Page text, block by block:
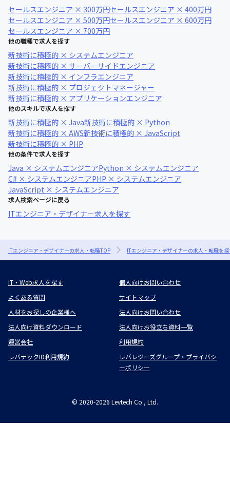
セールスエンジニア × 300万円セールスエンジニア × 400万円
セールスエンジニア × 500万円セールスエンジニア × 600万円
セールスエンジニア × 700万円
他の職種で求人を探す
新技術に積極的 × システムエンジニア
新技術に積極的 × サーバーサイドエンジニア
新技術に積極的 × インフラエンジニア
新技術に積極的 × プロジェクトマネージャー
新技術に積極的 × アプリケーションエンジニア
他のスキルで求人を探す
新技術に積極的 × Java新技術に積極的 × Python
新技術に積極的 × AWS新技術に積極的 × JavaScript
新技術に積極的 × PHP
他の条件で求人を探す
Java × システムエンジニアPython × システムエンジニア
C# × システムエンジニアPHP × システムエンジニア
JavaScript × システムエンジニア
求人検索ページに戻る
ITエンジニア・デザイナー求人を探す
ITエンジニア・デザイナーの求人・転職TOP ITエンジニア・デザイナーの求人・転職を
IT・Web求人を探す
個人向けお問い合わせ
よくある質問
サイトマップ
人材をお探しの企業様へ
法人向けお問い合わせ
法人向け資料ダウンロード
法人向けお役立ち資料一覧
運営会社
利用規約
レバテックID利用規約
レバレジーズグループ・プライバシ
ーポリシー
© 2020-2026 Levtech Co., Ltd.